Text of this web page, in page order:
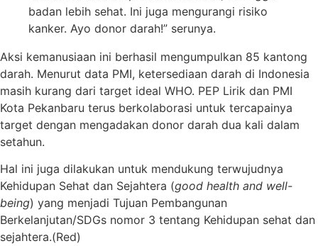
badan lebih sehat. Ini juga mengurangi risiko
kanker. Ayo donor darah!” serunya.
Aksi kemanusiaan ini berhasil mengumpulkan 85 kantong
darah. Menurut data PMI, ketersediaan darah di Indonesia
masih kurang dari target ideal WHO. PEP Lirik dan PMI
Kota Pekanbaru terus berkolaborasi untuk tercapainya
target dengan mengadakan donor darah dua kali dalam
setahun.
Hal ini juga dilakukan untuk mendukung terwujudnya
Kehidupan Sehat dan Sejahtera (good health and well-
being) yang menjadi Tujuan Pembangunan
Berkelanjutan/SDGs nomor 3 tentang Kehidupan sehat dan
sejahtera.(Red)